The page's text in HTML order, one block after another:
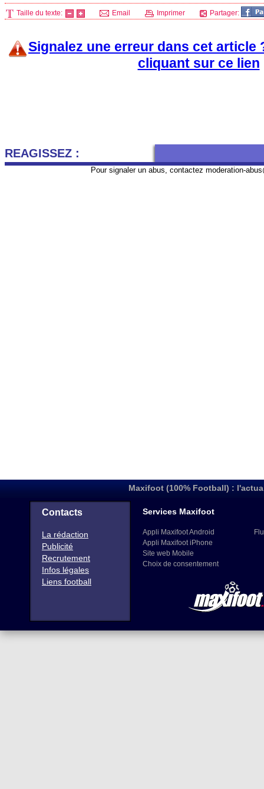
Taille du texte: Email Imprimer Partager:
Signalez une erreur dans cet article
cliquant sur ce lien
REAGISSEZ :
Pour signaler un abus, contactez moderation-
Maxifoot (100% Football) :
Contacts
La rédaction
Publicité
Recrutement
Infos légales
Liens football
Services Maxifoot
Appli Maxifoot Android
Appli Maxifoot iPhone
Site web Mobile
Choix de consentement